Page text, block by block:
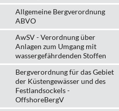
Allgemeine Bergverordnung
ABVO
AwSV - Verordnung über
Anlagen zum Umgang mit
wassergefährdenden Stoffen
Bergverordnung für das Gebiet
der Küstengewässer und des
Festlandsockels -
OffshoreBergV